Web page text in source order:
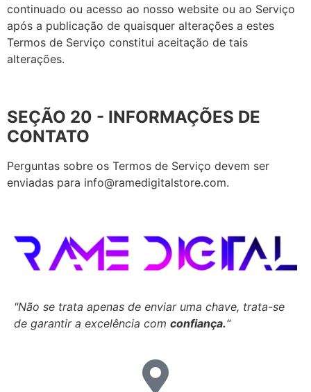
continuado ou acesso ao nosso website ou ao Serviço
após a publicação de quaisquer alterações a estes
Termos de Serviço constitui aceitação de tais
alterações.
SEÇÃO 20 - INFORMAÇÕES DE
CONTATO
Perguntas sobre os Termos de Serviço devem ser
enviadas para info@ramedigitalstore.com.
"Não se trata apenas de enviar uma chave, trata-se
de garantir a excelência com confiança.“